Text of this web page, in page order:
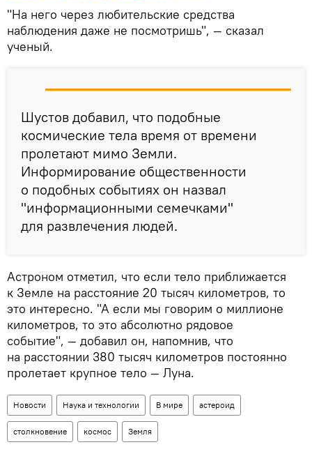
"На него через любительские средства
наблюдения даже не посмотришь", — сказал
ученый.
Шустов добавил, что подобные
космические тела время от времени
пролетают мимо Земли.
Информирование общественности
о подобных событиях он назвал
"информационными семечками"
для развлечения людей.
Астроном отметил, что если тело приближается
к Земле на расстояние 20 тысяч километров, то
это интересно. "А если мы говорим о миллионе
километров, то это абсолютно рядовое
событие", — добавил он, напомнив, что
на расстоянии 380 тысяч километров постоянно
пролетает крупное тело — Луна.
Новости Наука и технологии В мире астероид
столкновение космос Земля